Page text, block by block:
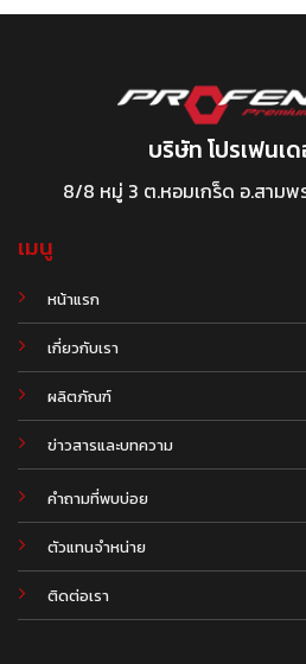
บริษัท โปรเฟนเ
8/8 หมู่ 3 ต.หอมเกร็ด อ.สามพ
เมนู
หน้าแรก
เกี่ยวกับเรา
ผลิตภัณฑ์
ข่าวสารและบทความ
.
คำถามที่พบบ่อย
ตัวแทนจำหน่าย
ติดต่อเรา